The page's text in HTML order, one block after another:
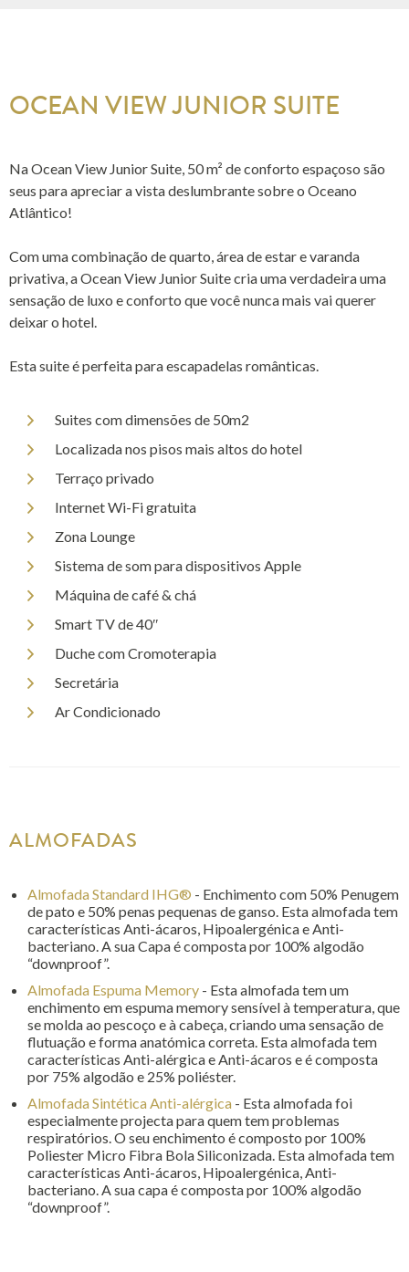
OCEAN VIEW JUNIOR SUITE
Na Ocean View Junior Suite, 50 m² de conforto espaçoso são
seus para apreciar a vista deslumbrante sobre o Oceano
Atlântico!
Com uma combinação de quarto, área de estar e varanda
privativa, a Ocean View Junior Suite cria uma verdadeira uma
sensação de luxo e conforto que você nunca mais vai querer
deixar o hotel.
Esta suite é perfeita para escapadelas românticas.
Suites com dimensões de 50m2
Localizada nos pisos mais altos do hotel
Terraço privado
Internet Wi-Fi gratuita
Zona Lounge
Sistema de som para dispositivos Apple
Máquina de café & chá
Smart TV de 40″
Duche com Cromoterapia
Secretária
Ar Condicionado
ALMOFADAS
Almofada Standard IHG® - Enchimento com 50% Penugem
de pato e 50% penas pequenas de ganso. Esta almofada tem
características Anti-ácaros, Hipoalergénica e Anti-
bacteriano. A sua Capa é composta por 100% algodão
“downproof”.
Almofada Espuma Memory - Esta almofada tem um
enchimento em espuma memory sensível à temperatura, que
se molda ao pescoço e à cabeça, criando uma sensação de
flutuação e forma anatómica correta. Esta almofada tem
características Anti-alérgica e Anti-ácaros e é composta
por 75% algodão e 25% poliéster.
Almofada Sintética Anti-alérgica - Esta almofada foi
especialmente projecta para quem tem problemas
respiratórios. O seu enchimento é composto por 100%
Poliester Micro Fibra Bola Siliconizada. Esta almofada tem
características Anti-ácaros, Hipoalergénica, Anti-
bacteriano. A sua capa é composta por 100% algodão
“downproof”.